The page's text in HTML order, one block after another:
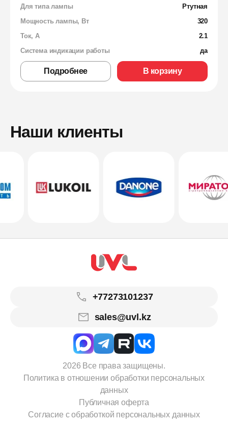
Для типа лампы
Ртутная
Мощность лампы, Вт
320
Ток, А
2.1
Система индикации работы
да
Подробнее В корзину
Наши клиенты
+77273101237
sales@uvl.kz
2026 Все права защищены.
Политика в отношении обработки персональных
данных
Публичная оферта
Согласие с обработкой персональных данных